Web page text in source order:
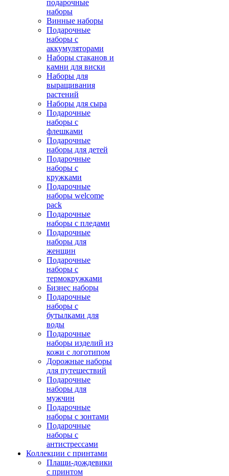
подарочные
наборы
Винные наборы
Подарочные
наборы с
аккумуляторами
Наборы стаканов и
камни для виски
Наборы для
выращивания
растений
Наборы для сыра
Подарочные
наборы с
флешками
Подарочные
наборы для детей
Подарочные
наборы с
кружками
Подарочные
наборы welcome
pack
Подарочные
наборы с пледами
Подарочные
наборы для
женщин
Подарочные
наборы с
термокружками
Бизнес наборы
Подарочные
наборы с
бутылками для
воды
Подарочные
наборы изделий из
кожи с логотипом
Дорожные наборы
для путешествий
Подарочные
наборы для
мужчин
Подарочные
наборы с зонтами
Подарочные
наборы с
антистрессами
Коллекции с принтами
Плащи-дождевики
с принтом